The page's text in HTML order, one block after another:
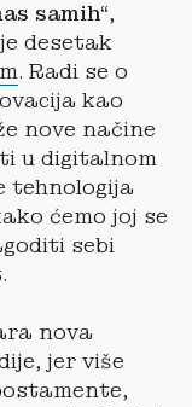
samih“,
desetak
. Radi se o
kao
nove načine
u digitalnom
tehnologija
ćemo joj se
sebi
nova
jer više